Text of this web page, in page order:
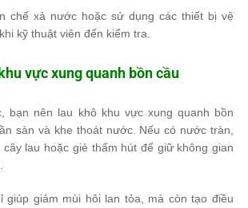
chế xả nước hoặc sử dụng các thiết bị vệ
kỹ thuật viên đến kiểm tra.
vực xung quanh bồn cầu
bạn nên lau khô khu vực xung quanh bồn
sàn và khe thoát nước. Nếu có nước tràn,
lau hoặc giẻ thấm hút để giữ không gian
giúp giảm mùi hôi lan tỏa, mà còn tạo điều